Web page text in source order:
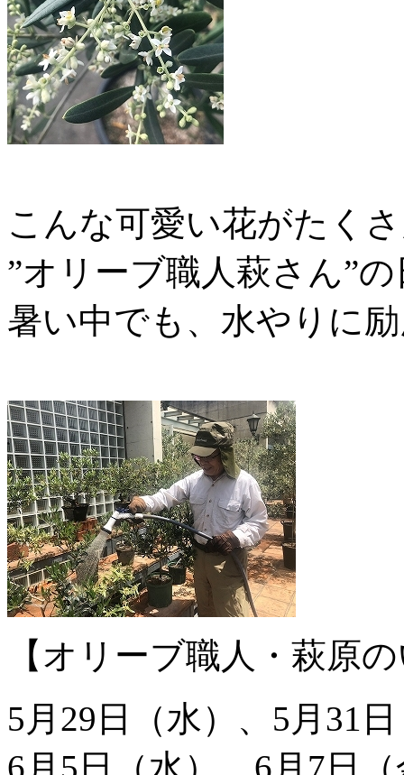
こんな可愛い花がたく
”オリーブ職人萩さん”
暑い中でも、水やりに
【オリーブ職人・萩原
5月29日（水）、5月31